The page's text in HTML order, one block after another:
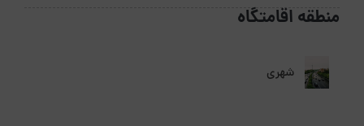
منطقه اقامتگاه
شهری